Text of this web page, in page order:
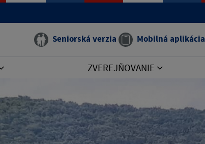
Seniorská verzia Mobilná aplikácia
ZVEREJŇOVANIE